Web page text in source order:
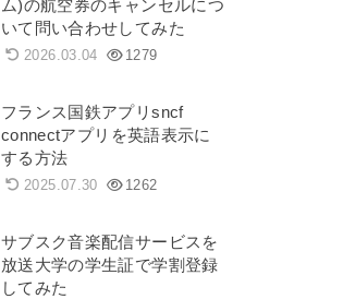
ム)の航空券のキャンセルにつ
いて問い合わせしてみた
2026.03.04 1279
フランス国鉄アプリsncf
connectアプリを英語表示に
する方法
2025.07.30 1262
サブスク音楽配信サービスを
放送大学の学生証で学割登録
してみた